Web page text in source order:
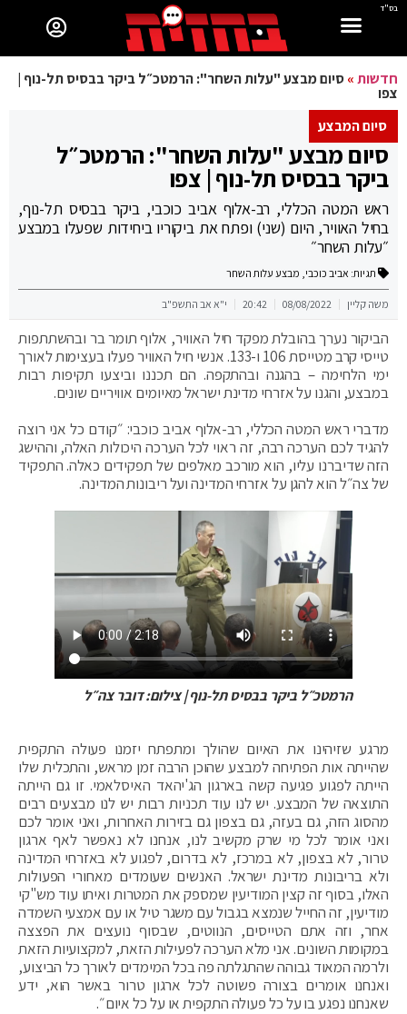
בס"ד
חדשות»סיום מבצע "עלות השחר": הרמטכ״ל ביקר בבסיס תל-נוף |
צפו
סיום המבצע
סיום מבצע "עלות השחר": הרמטכ״ל
ביקר בבסיס תל-נוף | צפו
ראש המטה הכללי, רב-אלוף אביב כוכבי, ביקר בבסיס תל-נוף,
בחיל האוויר, היום (שני) ופתח את ביקוריו ביחידות שפעלו במבצע
״עלות השחר״
תגיות: אביב כוכבי, מבצע עלות השחר
משה קליין 08/08/2022
20:42 י"א אב התשפ"ב
הביקור נערך בהובלת מפקד חיל האוויר, אלוף תומר בר ובהשתתפות
טייסי קרב מטייסת 106 ו-133. אנשי חיל האוויר פעלו בעצימות לאורך
ימי הלחימה – בהגנה ובהתקפה. הם תכננו וביצעו תקיפות רבות
במבצע, והגנו על אזרחי מדינת ישראל מאיומים אוויריים שונים.
מדברי ראש המטה הכללי, רב-אלוף אביב כוכבי: ״קודם כל אני רוצה
להגיד לכם הערכה רבה, זה ראוי לכל הערכה היכולות האלה, וההישג
הזה שדיברנו עליו, הוא מורכב מאלפים של תפקידים כאלה. התפקיד
של צה״ל הוא להגן על אזרחי המדינה ועל ריבונות המדינה.
הרמטכ״ל ביקר בבסיס תל-נוף | צילום: דובר צה״ל
מרגע שזיהינו את האיום שהולך ומתפתח יזמנו פעולה התקפית
שהייתה אות הפתיחה למבצע שהוכן הרבה זמן מראש, והתכלית שלו
הייתה לפגוע פגיעה קשה בארגון הג'יהאד האיסלאמי. זו גם הייתה
התוצאה של המבצע. יש לנו עוד תכניות רבות יש לנו מבצעים רבים
מהסוג הזה, גם בעזה, גם בצפון גם בזירות האחרות, ואני אומר לכם
ואני אומר לכל מי שרק מקשיב לנו, אנחנו לא נאפשר לאף ארגון
טרור, לא בצפון, לא במרכז, לא בדרום, לפגוע לא באזרחי המדינה
ולא בריבונות מדינת ישראל. האנשים שעומדים מאחורי הפעולות
האלו, בסוף זה קצין המודיעין שמספק את המטרות ואיתו עוד מש"קי
מודיעין, זה החייל שנמצא בגבול עם משגר טיל או עם אמצעי השמדה
אחר, וזה אתם הטייסים, הנווטים, שבסוף נועצים את הפצצה
במקומות השונים. אני מלא הערכה לפעילות הזאת, למקצועיות הזאת
ולרמה המאוד גבוהה שהתגלתה פה בכל המימדים לאורך כל הביצוע,
ואנחנו אומרים בצורה פשוטה לכל ארגון טרור באשר הוא, ידע
שאנחנו נפגע בו על כל פעולה התקפית או על כל איום״.